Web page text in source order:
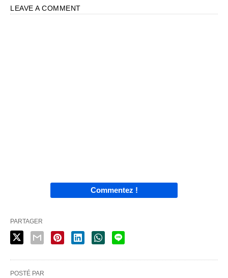
LEAVE A COMMENT
Commentez !
PARTAGER
POSTÉ PAR